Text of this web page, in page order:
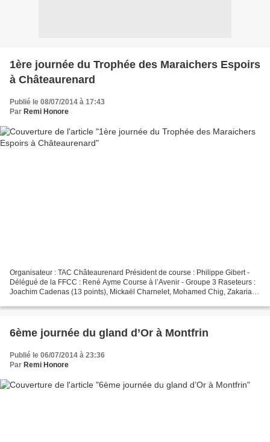
1ère journée du Trophée des Maraichers Espoirs
à Châteaurenard
Publié le 08/07/2014 à 17:43
Par Remi Honore
Organisateur : TAC Châteaurenard Président de course : Philippe Gibert -
Délégué de la FFCC : René Ayme Course à l’Avenir - Groupe 3 Raseteurs :
Joachim Cadenas (13 points), Mickaël Charnelet, Mohamed Chig, Zakaria
6ème journée du gland d’Or à Montfrin
Publié le 06/07/2014 à 23:36
Par Remi Honore